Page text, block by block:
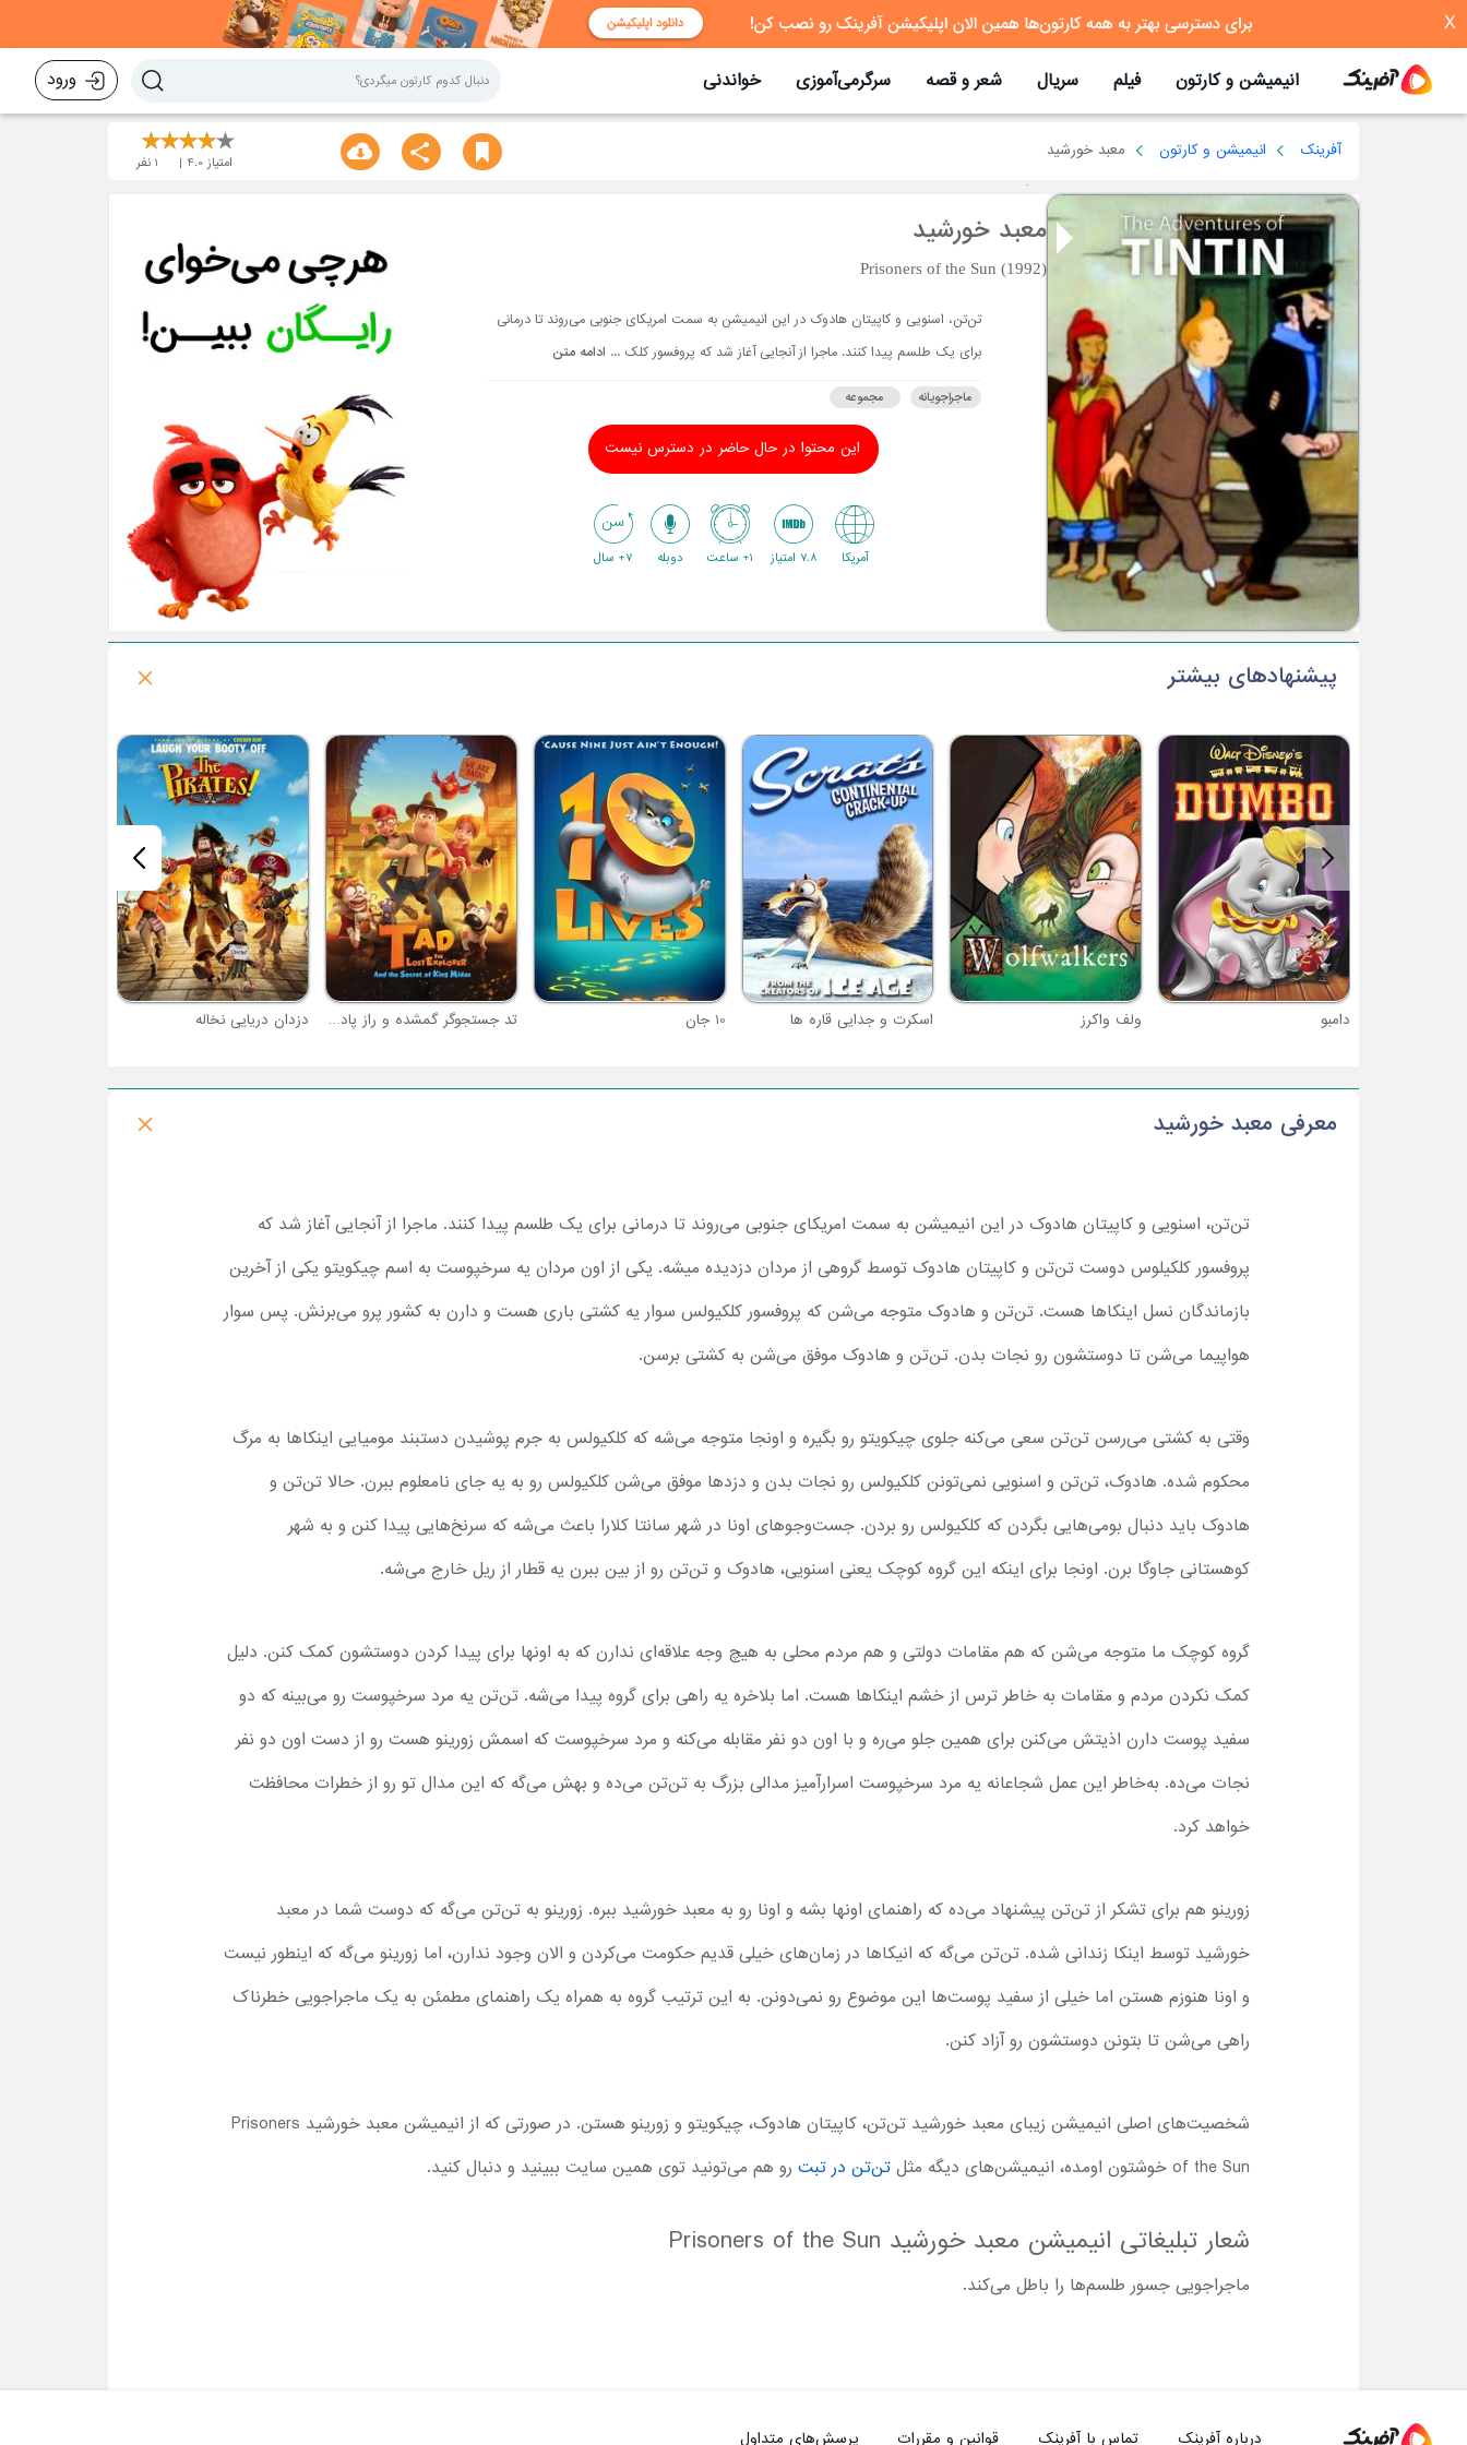
X
انیمیشن و کارتون فیلم سریال شعر و قصه سرگرمی‌آموزی خواندنی ورود
آفرینک انیمیشن و کارتون معبد خورشید
امتیاز 4.0
1نفر
معبد خورشید
Prisoners of the Sun (1992)
تن‌تن، اسنویی و کاپیتان هادوک در این انیمیشن به سمت امریکای جنوبی می‌روند تا درمانی
برای یک طلسم پیدا کنند. ماجرا از آنجایی آغاز شد که پروفسور کلک ... ادامه متن
ماجراجویانه مجموعه
این محتوا در حال حاضر در دسترس نیست
آمریکا 7.8 امتیاز 1+ ساعت دوبله 7+ سال
پیشنهادهای بیشتر
دامبو ولف واکرز اسکرت و جدایی قاره ها 10 جان تد جستجوگر گمشده و راز پادشاه مایدس دزدان دریایی نخاله
معرفی معبد خورشید
تن‌تن، اسنویی و کاپیتان هادوک در این انیمیشن به سمت امریکای جنوبی می‌روند تا درمانی برای یک طلسم پیدا کنند. ماجرا از آنجایی آغاز شد که
پروفسور کلکیلوس دوست تن‌تن و کاپیتان هادوک توسط گروهی از مردان دزدیده میشه. یکی از اون مردان یه سرخپوست به اسم چیکویتو یکی از آخرین
بازماندگان نسل اینکاها هست. تن‌تن و هادوک متوجه می‌شن که پروفسور کلکیولس سوار یه کشتی باری هست و دارن به کشور پرو می‌برنش. پس سوار
هواپیما می‌شن تا دوستشون رو نجات بدن. تن‌تن و هادوک موفق می‌شن به کشتی برسن.
وقتی به کشتی می‌رسن تن‌تن سعی می‌کنه جلوی چیکویتو رو بگیره و اونجا متوجه می‌شه که کلکیولس به جرم پوشیدن دستبند مومیایی اینکاها به مرگ
محکوم شده. هادوک، تن‌تن و اسنویی نمی‌تونن کلکیولس رو نجات بدن و دزدها موفق می‌شن کلکیولس رو به یه جای نامعلوم ببرن. حالا تن‌تن و
هادوک باید دنبال بومی‌هایی بگردن که کلکیولس رو بردن. جست‌و‌جوهای اونا در شهر سانتا کلارا باعث می‌شه که سرنخ‌هایی پیدا کنن و به شهر
کوهستانی جاوگا برن. اونجا برای اینکه این گروه کوچک یعنی اسنویی، هادوک و تن‌تن رو از بین ببرن یه قطار از ریل خارج می‌شه.
گروه کوچک ما متوجه می‌شن که هم مقامات دولتی و هم مردم محلی به هیچ وجه علاقه‌ای ندارن که به اونها برای پیدا کردن دوستشون کمک کنن. دلیل
کمک نکردن مردم و مقامات به خاطر ترس از خشم اینکاها هست. اما بلاخره یه راهی برای گروه پیدا می‌شه. تن‌تن یه مرد سرخپوست رو می‌بینه که دو
سفید پوست دارن اذیتش می‌کنن برای همین جلو می‌ره و با اون دو نفر مقابله می‌کنه و مرد سرخپوست که اسمش زورینو هست رو از دست اون دو نفر
نجات می‌ده. به‌خاطر این عمل شجاعانه یه مرد سرخپوست اسرارآمیز مدالی بزرگ به تن‌تن می‌ده و بهش می‌گه که این مدال تو رو از خطرات محافظت
خواهد کرد.
زورینو هم برای تشکر از تن‌تن پیشنهاد می‌ده که راهنمای اونها بشه و اونا رو به معبد خورشید ببره. زورینو به تن‌تن می‌گه که دوست شما در معبد
خورشید توسط اینکا زندانی شده. تن‌تن می‌گه که انیکاها در زمان‌های خیلی قدیم حکومت می‌کردن و الان وجود ندارن، اما زورینو می‌گه که اینطور نیست
و اونا هنوزم هستن اما خیلی از سفید پوست‌ها این موضوع رو نمی‌دونن. به این ترتیب گروه به همراه یک راهنمای مطمئن به یک ماجراجویی خطرناک
راهی می‌شن تا بتونن دوستشون رو آزاد کنن.
شخصیت‌های اصلی انیمیشن زیبای معبد خورشید تن‌تن، کاپیتان هادوک، چیکویتو و زورینو هستن. در صورتی که از انیمیشن معبد خورشید Prisoners
of the Sun خوشتون اومده، انیمیشن‌های دیگه مثل تن‌تن در تبت رو هم می‌تونید توی همین سایت ببینید و دنبال کنید.
شعار تبلیغاتی انیمیشن معبد خورشید Prisoners of the Sun
ماجراجویی جسور طلسم‌ها را باطل می‌کند.
درباره آفرینک تماس با آفرینک قوانین و مقررات پرسش‌های متداول